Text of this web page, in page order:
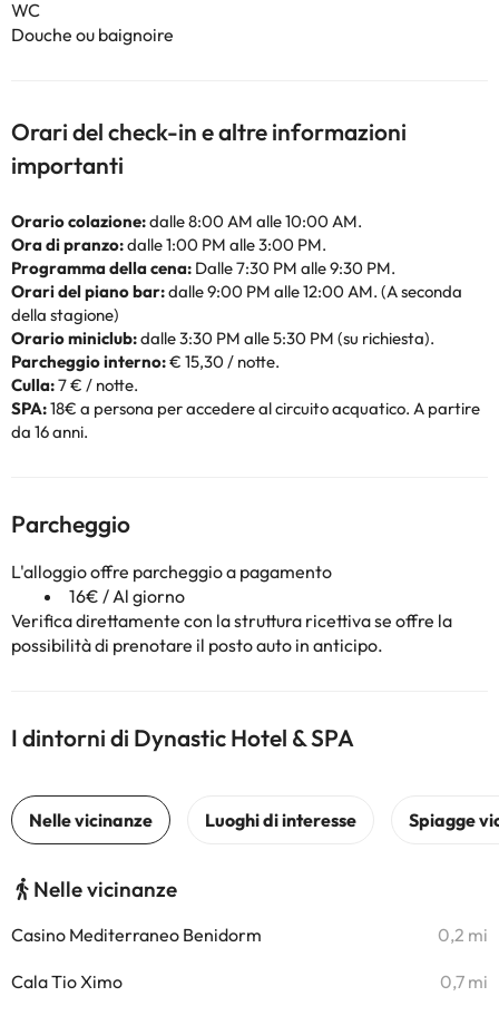
WC
Douche ou baignoire
Orari del check-in e altre informazioni
importanti
Orario colazione:dalle 8:00 AM alle 10:00 AM.
Ora di pranzo:dalle 1:00 PM alle 3:00 PM.
Programma della cena: Dalle 7:30 PM alle 9:30 PM.
Orari del piano bar:dalle 9:00 PM alle 12:00 AM. (A seconda
della stagione)
Orario miniclub:dalle 3:30 PM alle 5:30 PM (su richiesta).
Parcheggio interno:€ 15,30 / notte.
Culla:7 € / notte.
SPA:18€ a persona per accedere al circuito acquatico. A partire
da 16 anni.
Parcheggio
L'alloggio offre parcheggio a pagamento
16€ / Al giorno
Verifica direttamente con la struttura ricettiva se offre la
possibilità di prenotare il posto auto in anticipo.
I dintorni di Dynastic Hotel & SPA
Nelle vicinanze
Casino Mediterraneo Benidorm 0,2 mi
Cala Tio Ximo 0,7 mi